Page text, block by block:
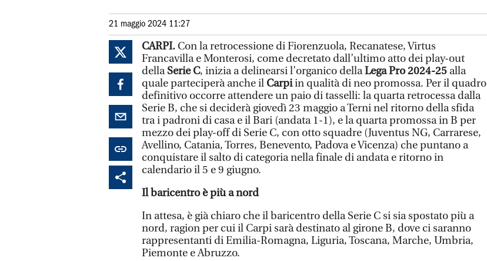
21 maggio 2024 11:27
CARPI. Con la retrocessione di Fiorenzuola, Recanatese, Virtus
Francavilla e Monterosi, come decretato dall’ultimo atto dei play-out
dellaSerie C, inizia a delinearsi l’organico dellaLega Pro 2024-25 alla
quale parteciperà anche il Carpiin qualità di neo promossa. Per il quadro
definitivo occorre attendere un paio di tasselli: la quarta retrocessa dalla
Serie B, che si deciderà giovedì 23 maggio a Terni nel ritorno della sfida
tra i padroni di casa e il Bari (andata 1-1), e la quarta promossa in B per
mezzo dei play-off di Serie C, con otto squadre (Juventus NG, Carrarese,
Avellino, Catania, Torres, Benevento, Padova e Vicenza) che puntano a
conquistare il salto di categoria nella finale di andata e ritorno in
calendario il 5 e 9 giugno.
Il baricentro è più a nord
In attesa, è già chiaro che il baricentro della Serie C si sia spostato più a
nord, ragion per cui il Carpi sarà destinato al girone B, dove ci saranno
rappresentanti di Emilia-Romagna, Liguria, Toscana, Marche, Umbria,
Piemonte e Abruzzo.